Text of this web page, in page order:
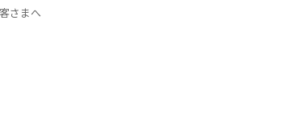
さまへ